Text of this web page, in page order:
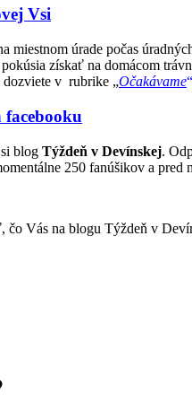
Vsi
miestnom úrade počas
získať na domácom
dozviete v rubrike „Očakávame“
facebooku
blog Týždeň v Devínskej.
250 fanúšikov a
čo Vás na blogu Týždeň v